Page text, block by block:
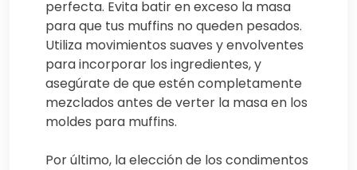
perfecta. Evita batir en exceso la masa
para que tus muffins no queden pesados.
Utiliza movimientos suaves y envolventes
para incorporar los ingredientes, y
asegúrate de que estén completamente
mezclados antes de verter la masa en los
moldes para muffins.
Por último, la elección de los condimentos